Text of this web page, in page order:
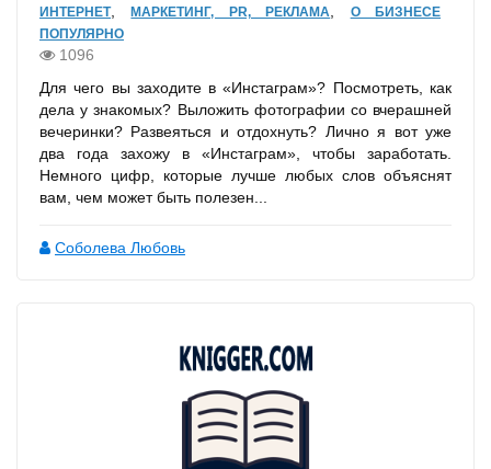
ИНТЕРНЕТ,МАРКЕТИНГ, PR, РЕКЛАМА
О БИЗНЕСЕ
ПОПУЛЯРНО
1096
Для чего вы заходите в «Инстаграм»? Посмотреть, как
дела у знакомых? Выложить фотографии со вчерашней
вечеринки? Развеяться и отдохнуть? Лично я вот уже
два года захожу в «Инстаграм», чтобы заработать.
Немного цифр, которые лучше любых слов объяснят
вам, чем может быть полезен...
Соболева Любовь